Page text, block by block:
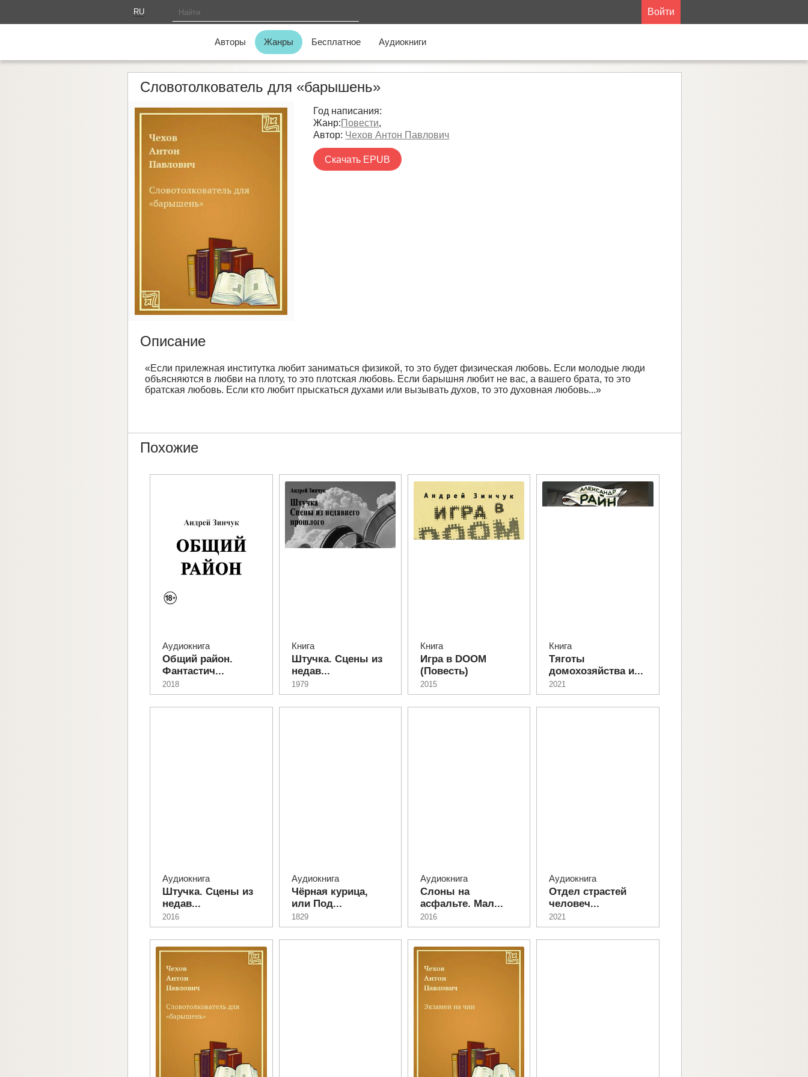
Войти
RU
Авторы Жанры Бесплатное Аудиокниги
Словотолкователь для «барышень»
Год написания:
Жанр:Повести,
Автор: Чехов Антон Павлович
Скачать EPUB
Описание
«Если прилежная институтка любит заниматься физикой, то это будет физическая любовь. Если молодые люди
объясняются в любви на плоту, то это плотская любовь. Если барышня любит не вас, а вашего брата, то это
братская любовь. Если кто любит прыскаться духами или вызывать духов, то это духовная любовь...»
Похожие
Аудиокнига
Общий район.
Фантастич...
2018
Книга
Штучка. Сцены из
недав...
1979
Книга
Игра в DOOM
(Повесть)
2015
Книга
Тяготы
домохозяйства и...
2021
Аудиокнига
Штучка. Сцены из
недав...
2016
Аудиокнига
Чёрная курица,
или Под...
1829
Аудиокнига
Слоны на
асфальте. Мал...
2016
Аудиокнига
Отдел страстей
человеч...
2021